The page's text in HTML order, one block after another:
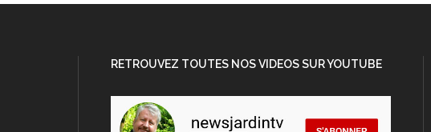
RETROUVEZ TOUTES NOS VIDEOS SUR YOUTUBE